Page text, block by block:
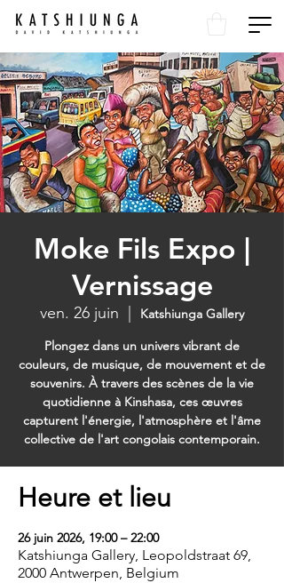
Moke Fils Expo |
Vernissage
ven. 26 juin
Katshiunga Gallery
Plongez dans un univers vibrant de
couleurs, de musique, de mouvement et de
souvenirs. À travers des scènes de la vie
quotidienne à Kinshasa, ces œuvres
capturent l'énergie, l'atmosphère et l'âme
collective de l'art congolais contemporain.
Heure et lieu
26 juin 2026, 19:00 – 22:00
Katshiunga Gallery, Leopoldstraat 69,
2000 Antwerpen, Belgium